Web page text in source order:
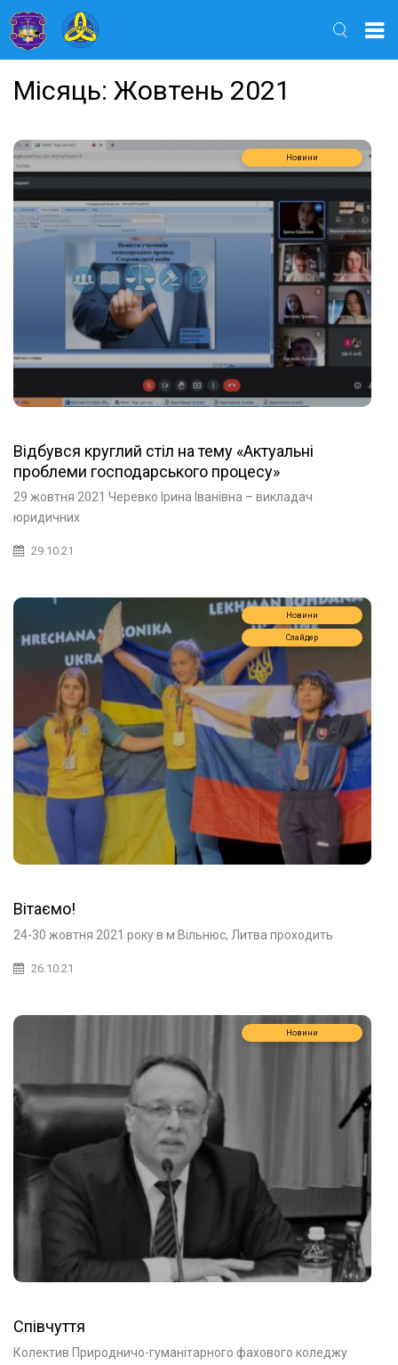
Місяць: Жовтень 2021
Новини
Відбувся круглий стіл на тему «Актуальні
проблеми господарського процесу»
29 жовтня 2021 Черевко Ірина Іванівна – викладач
юридичних
29.10.21
Новини
Слайдер
Вітаємо!
24-30 жовтня 2021 року в м Вільнюс, Литва проходить
26.10.21
Новини
Cпівчуття
Колектив Природничо-гуманітарного фахового коледжу